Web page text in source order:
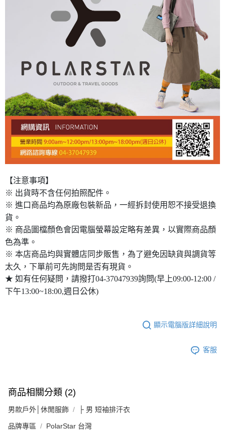
【注意事項】
※ 出貨時不含任何拍照配件。
※ 進口商品均為原廠包裝新品，一經拆封使用恕不接受退換
貨。
※ 商品圖檔顏色會因電腦螢幕設定略有差異，以實際商品顏
色為準。
※ 本店商品均與實體店同步販售，為了避免因缺貨與調貨等
太久，下單前可先詢問是否有現貨。
★ 如有任何疑問，請撥打04-37047939詢問(早上09:00-12:00 /
下午13:00~18:00,週日公休)
顯示電腦版詳細說明
客服
商品相關分類 (2)
男款戶外│休閒服飾 ├ 男 短袖排汗衣
品牌專區 PolarStar 台灣